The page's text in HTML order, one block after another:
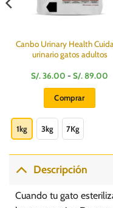
Canbo Urinary Health
urinario gatos adultos
S/.36.00 - S/.89.00
Comprar
producto
tiene
variantes.
1kg 3kg 7Kg
Descripción
Cuando tu gato